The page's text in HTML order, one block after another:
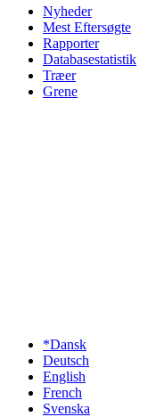
Nyheder
Mest Eftersøgte
Rapporter
Databasestatistik
Træer
Grene
*Dansk
Deutsch
English
French
Svenska